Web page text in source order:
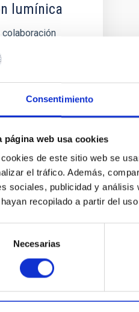
Consentimiento
página web usa cookies
de este sitio web se
el tráfico. Además,
sociales, publicidad y análisis
recopilado a partir del
Necesarias
lumínica
DE MOGÁN,
del IAC en
INFORMACIÓN